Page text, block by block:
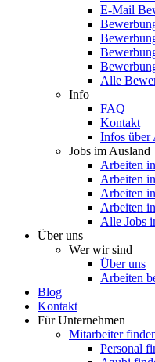
E-Mail
Alle
Info
FAQ
Kontakt
Infos über
Jobs im Ausland
Arbeiten
Arbeiten
Arbeiten
Arbeiten
Alle Jobs
Über uns
Wer wir sind
Über uns
Arbeiten
Blog
Kontakt
Für Unternehmen
Mitarbeiter
Personal